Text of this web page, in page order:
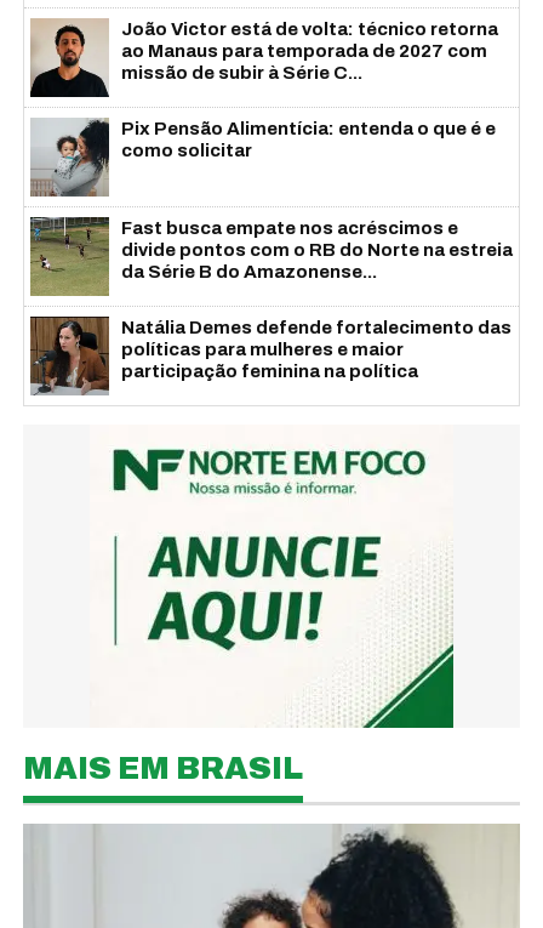
João Victor está de volta: técnico retorna
ao Manaus para temporada de 2027 com
missão de subir à Série C...
Pix Pensão Alimentícia: entenda o que é e
como solicitar
Fast busca empate nos acréscimos e
divide pontos com o RB do Norte na estreia
da Série B do Amazonense...
Natália Demes defende fortalecimento das
políticas para mulheres e maior
participação feminina na política
MAIS EM BRASIL